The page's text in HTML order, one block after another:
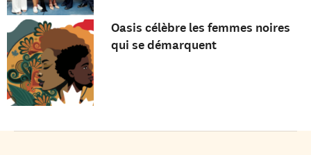
Oasis célèbre les femmes noires
qui se démarquent